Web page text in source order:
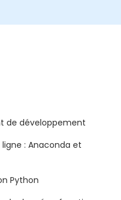
de développement
: Anaconda et
Python